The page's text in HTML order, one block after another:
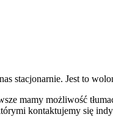
stacjonarnie. Jest to
mamy możliwość
kontaktujemy się